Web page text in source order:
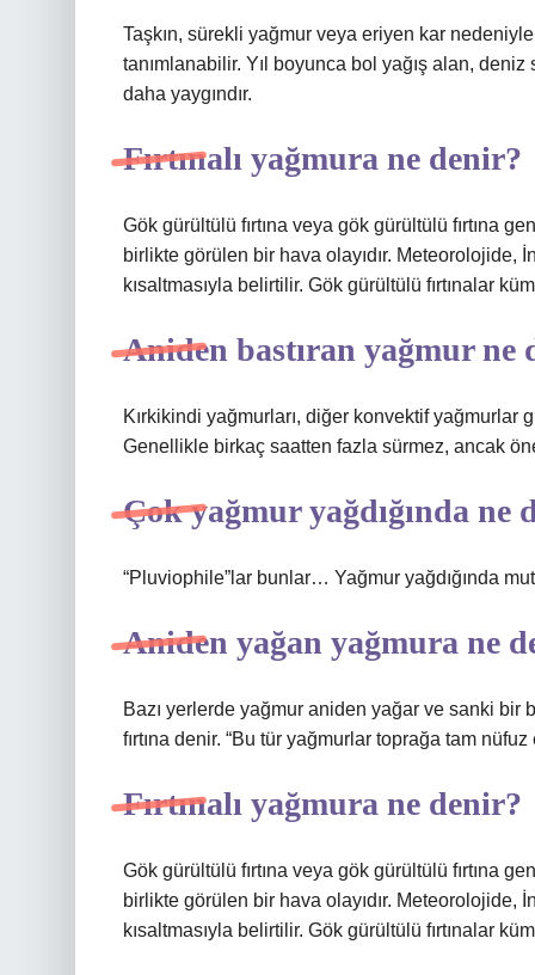
Taşkın, sürekli yağmur veya eriyen kar
tanımlanabilir. Yıl boyunca bol yağış alan,
daha yaygındır.
Fırtınalı yağmura ne denir?
Gök gürültülü fırtına veya gök gürültülü fırtına
birlikte görülen bir hava olayıdır. Meteorolojide,
kısaltmasıyla belirtilir. Gök gürültülü fırtınalar
Aniden bastıran yağmur ne
Kırkikindi yağmurları, diğer konvektif yağmurlar
Genellikle birkaç saatten fazla sürmez, ancak
Çok yağmur yağdığında ne
“Pluviophile”lar bunlar… Yağmur yağdığında
Aniden yağan yağmura ne
Bazı yerlerde yağmur aniden yağar ve sanki
fırtına denir. “Bu tür yağmurlar toprağa tam
Fırtınalı yağmura ne denir?
Gök gürültülü fırtına veya gök gürültülü fırtına
birlikte görülen bir hava olayıdır. Meteorolojide,
kısaltmasıyla belirtilir. Gök gürültülü fırtınalar